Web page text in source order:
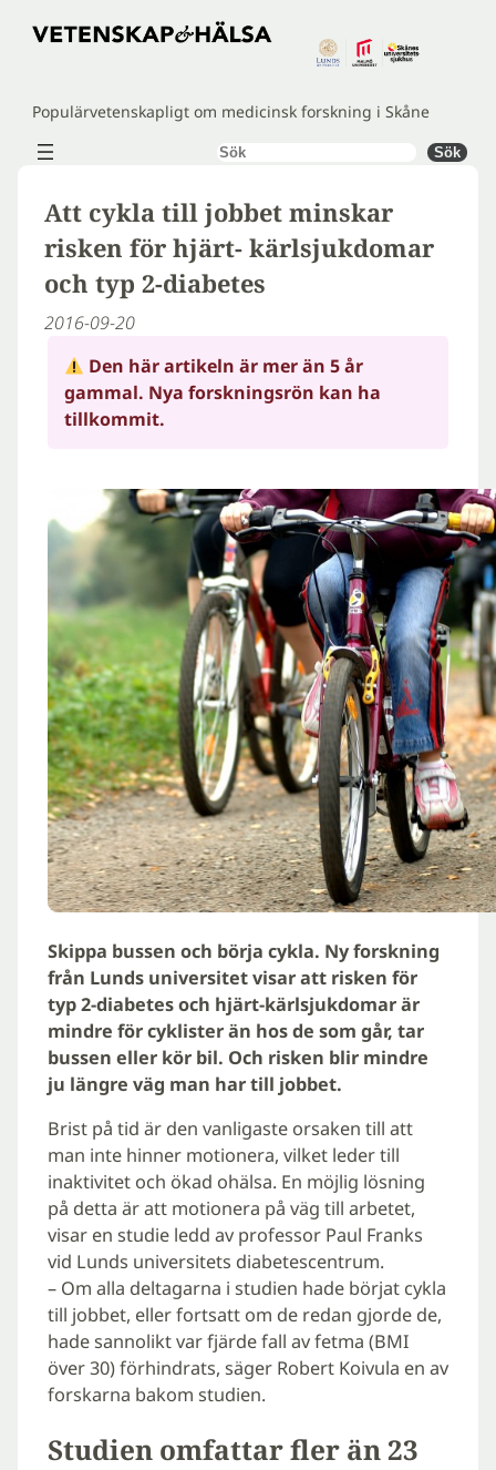
Hoppa
Populärvetenskapligt om medicinsk forskning i Skåne
Sök Sök
Att cykla till jobbet minskar
risken för hjärt- kärlsjukdomar
och typ 2-diabetes
2016-09-20
Den här artikeln är mer än 5 år
gammal. Nya forskningsrön kan ha
tillkommit.
Skippa bussen och börja cykla. Ny forskning
från Lunds universitet visar att risken för
typ 2-diabetes och hjärt-kärlsjukdomar är
mindre för cyklister än hos de som går, tar
bussen eller kör bil. Och risken blir mindre
ju längre väg man har till jobbet.
Brist på tid är den vanligaste orsaken till att
man inte hinner motionera, vilket leder till
inaktivitet och ökad ohälsa. En möjlig lösning
på detta är att motionera på väg till arbetet,
visar en studie ledd av professor Paul Franks
vid Lunds universitets diabetescentrum.
– Om alla deltagarna i studien hade börjat cykla
till jobbet, eller fortsatt om de redan gjorde de,
hade sannolikt var fjärde fall av fetma (BMI
över 30) förhindrats, säger Robert Koivula en av
forskarna bakom studien.
Studien omfattar fler än 23